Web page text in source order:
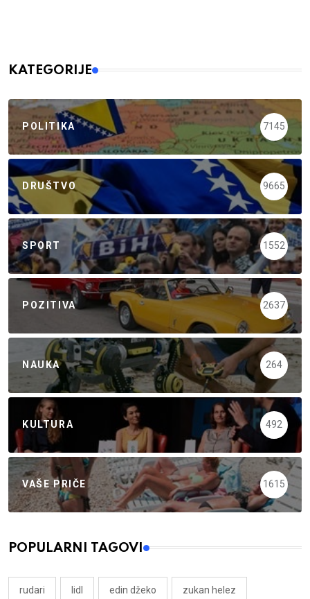
KATEGORIJE
POLITIKA 7145
DRUŠTVO 9665
SPORT 1552
POZITIVA 2637
NAUKA 264
KULTURA 492
VAŠE PRIČE 1615
POPULARNI TAGOVI
rudari lidl edin džeko zukan helez